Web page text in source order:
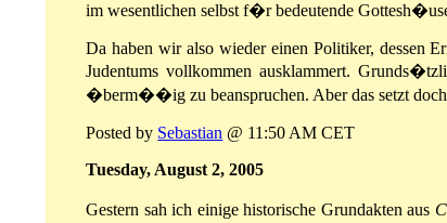
im wesentlichen selbst f�r bedeutende
Da haben wir also wieder einen Politiker, dessen
Judentums vollkommen ausklammert.
�berm��ig zu beanspruchen. Aber das setzt
Posted by Sebastian @ 11:50 AM CET
Tuesday, August 2, 2005
Gestern sah ich einige historische Grundakten aus